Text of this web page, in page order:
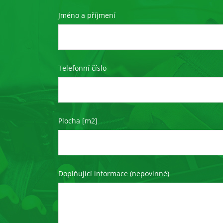
Jméno a příjmení
Telefonní číslo
Plocha [m2]
Doplňující informace (nepovinné)